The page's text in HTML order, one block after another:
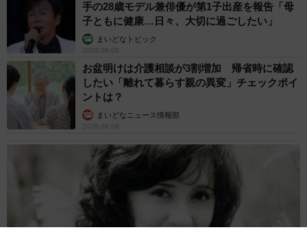
でんかさん：他にはスプライトとデュワーズ・ホワイトラ
ベル（スコットランド産のブレンデッドウイスキー）の組
み合わせもよくやります。また、いつもと違う１杯を楽し
みたい時は、ホットコーヒーにジェムソン（アイルランド
産のウイスキーブランド）を入れてアイリッシュコーヒー
にしてます。冬にやると体の芯から暖まります。
手の28歳モデル兼俳優が第1子出産を報告「母
子ともに健康…日々、大切に過ごしたい」
まいどなトピック
2026.08.08
お盆明けは介護相談が3割増加 帰省時に確認
したい「離れて暮らす親の異変」チェックポイ
ントは？
まいどなニュース情報部
2026.08.08